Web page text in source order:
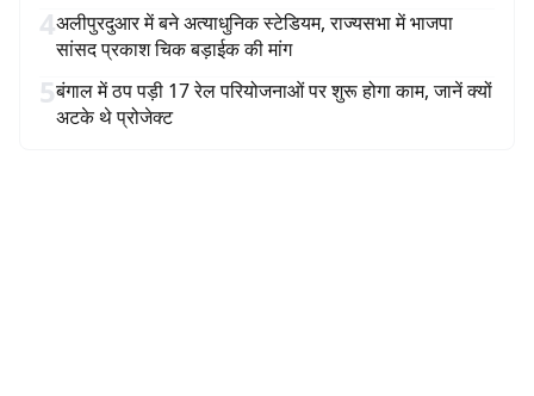
4अलीपुरदुआर में बने अत्याधुनिक स्टेडियम, राज्यसभा में भाजपा
सांसद प्रकाश चिक बड़ाईक की मांग
5बंगाल में ठप पड़ी 17 रेल परियोजनाओं पर शुरू होगा काम, जानें क्यों
अटके थे प्रोजेक्ट